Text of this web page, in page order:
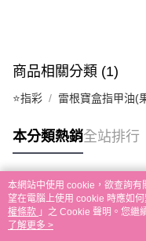
商品相關分類 (1)
⭐指彩 雷根寶盒指甲油(
本分類熱銷全站排行
熱門標籤
本網站中使用 cookie，欲查詢
望在電腦上使用 cookie 時應如
權條款 」之 Cookie 聲明。您繼
用條款之 Cookie 聲明使用 cookie
了解更多 >